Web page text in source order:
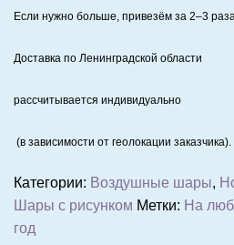
Если нужно больше, привезём за 2–3
Доставка по Ленинградской области
рассчитывается индивидуально
(в зависимости от геолокации заказчика).
Категории: Воздушные шары,
Шары с рисунком Метки: На
год